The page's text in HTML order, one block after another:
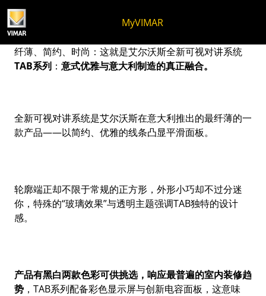
MyVIMAR
TAB 可视对讲系统
纤薄、简约、时尚：这就是艾尔沃斯全新可视对讲系统
TAB系列 ： 意式优雅与意大利制造的真正融合。
全新可视对讲系统是艾尔沃斯在意大利推出的最纤薄的一
款产品——以简约、优雅的线条凸显平滑面板。
轮廓端正却不限于常规的正方形，外形小巧却不过分迷
你，特殊的“玻璃效果”与透明主题强调TAB独特的设计
感。
产品有黑白两款色彩可供挑选，响应最普遍的室内装修趋
势 ，TAB系列配备彩色显示屏与创新电容面板，这意味